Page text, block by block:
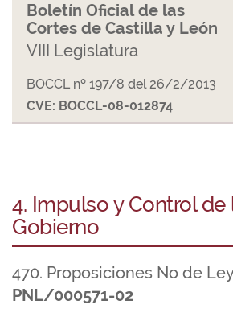
Boletín Oficial de las
Cortes de Castilla y León
VIII Legislatura
BOCCL nº 197/8 del 26/2/2013
CVE: BOCCL-08-012874
4. Impulso y Control de
Gobierno
470. Proposiciones No de
PNL/000571-02